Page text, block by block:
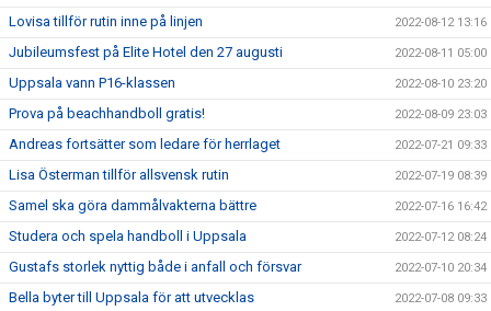
Lovisa tillför rutin inne på linjen 2022-08-12 13:16
Jubileumsfest på Elite Hotel den 27 augusti 2022-08-11 05:00
Uppsala vann P16-klassen 2022-08-10 23:20
Prova på beachhandboll gratis! 2022-08-09 23:03
Andreas fortsätter som ledare för herrlaget 2022-07-21 09:33
Lisa Österman tillför allsvensk rutin 2022-07-19 08:39
Samel ska göra dammålvakterna bättre 2022-07-16 16:42
Studera och spela handboll i Uppsala 2022-07-12 08:24
Gustafs storlek nyttig både i anfall och försvar 2022-07-10 20:34
Bella byter till Uppsala för att utvecklas 2022-07-08 09:33